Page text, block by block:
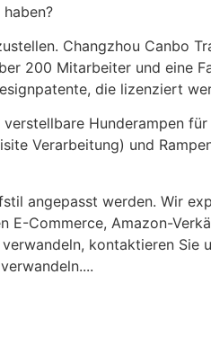
Changzhou Canbo
200 Mitarbeiter und eine
die lizenziert
Hunderampen
Verarbeitung) und
angepasst werden. Wir
Commerce, Amazon-
kontaktieren